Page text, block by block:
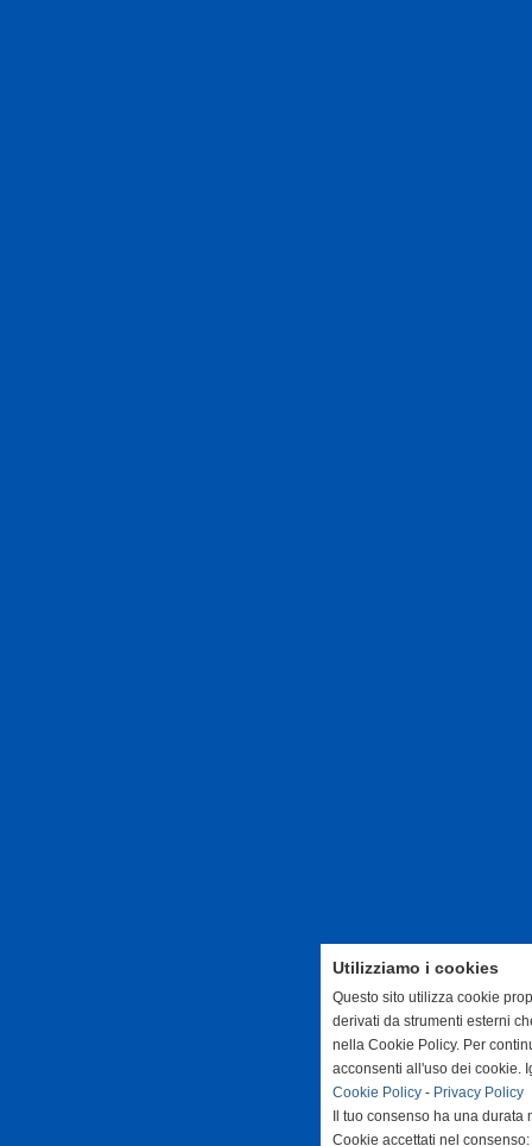
Utilizziamo i cookies
Questo sito utilizza cookie
derivati da strumenti esterni
nella Cookie Policy. Per
acconsenti all'uso dei cookie.
Cookie Policy - Privacy Policy
Il tuo consenso ha una durata
Cookie accettati nel